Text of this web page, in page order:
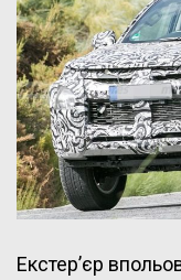
Екстер’єр